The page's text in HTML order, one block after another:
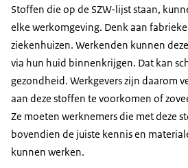
Stoffen die op de SZW-lijst staan,
elke werkomgeving. Denk aan
ziekenhuizen. Werkenden kunnen
via hun huid binnenkrijgen. Dat kan
gezondheid. Werkgevers zijn daarom
aan deze stoffen te voorkomen of
Ze moeten werknemers die met deze
bovendien de juiste kennis en
kunnen werken.